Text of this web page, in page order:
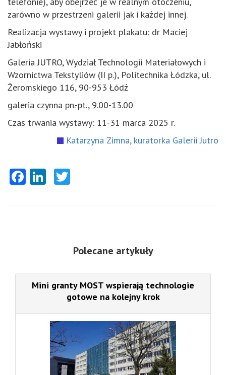
zarówno w przestrzeni galerii jak i każdej innej.
Realizacja wystawy i projekt plakatu: dr Maciej
Jabłoński
Galeria JUTRO, Wydział Technologii Materiałowych i
Wzornictwa Tekstyliów (II p.), Politechnika Łódzka, ul.
Żeromskiego 116, 90-953 Łódź
galeria czynna pn.-pt., 9.00-13.00
Czas trwania wystawy: 11-31 marca 2025 r.
Katarzyna Zimna, kuratorka Galerii Jutro
Facebook
LinkedIn
Polecane artykuły
Mini granty MOST wspierają technologie
gotowe na kolejny krok